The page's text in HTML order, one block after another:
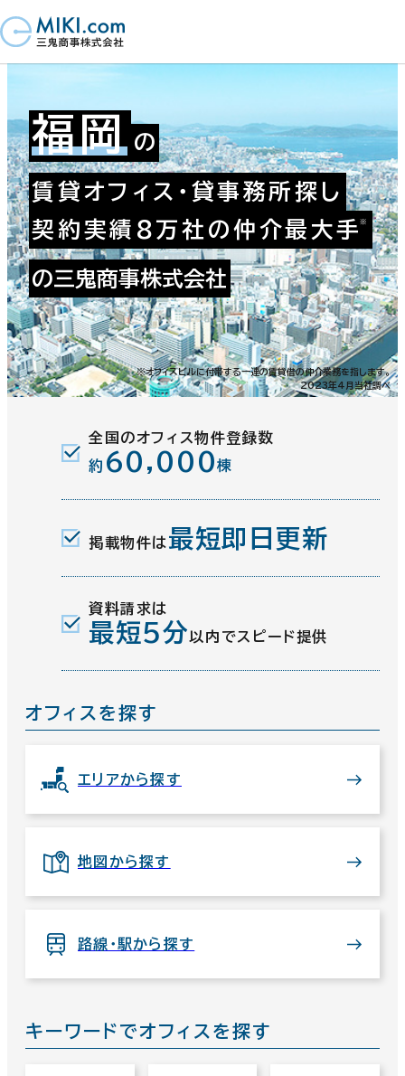
福岡 の
賃貸オフィス・貸事務所探し
契約実績8万社の仲介最大手
の三鬼商事株式会社
※オフィスビルに付帯する一連の賃貸借の仲介業務を指します。
2023年4月当社調べ
全国のオフィス物件登録数
約 60,000棟
掲載物件は 最短即日更新
資料請求は
最短5分 以内でスピード提供
オフィスを探す
エリアから探す
地図から探す
路線・駅から探す
キーワードでオフィスを探す